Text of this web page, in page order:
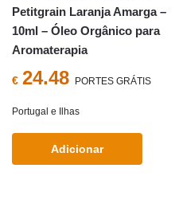
Petitgrain Laranja Amarga –
10ml – Óleo Orgânico para
Aromaterapia
€ 24.48 PORTES GRÁTIS
Portugal e Ilhas
Adicionar